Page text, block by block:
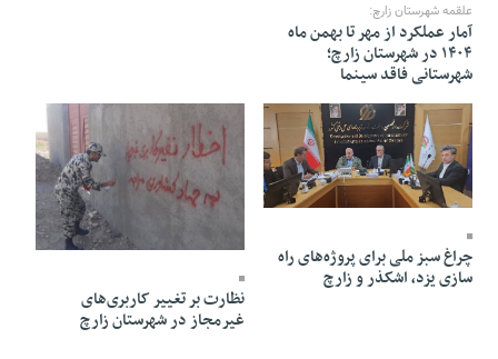
علقمه شهرستان زارچ:
آمار عملکرد از مهر تا بهمن ماه
۱۴۰۴ در شهرستان زارچ؛
شهرستانی فاقد سینما
11 Azar 1404 - 19:46
چراغ سبز ملی برای پروژه‌های راه
سازی یزد، اشکذر و زارچ
نظارت بر تغییر کاربری‌های
غیرمجاز در شهرستان زارچ